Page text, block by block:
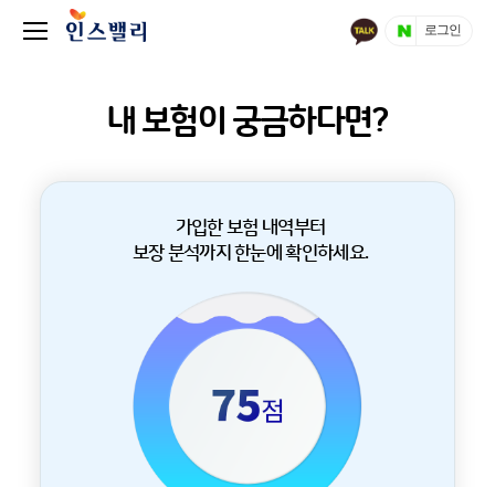
로그인
내 보험이 궁금하다면?
가입한 보험 내역부터
보장 분석까지 한눈에 확인하세요.